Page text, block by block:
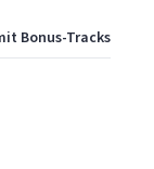
Bonus-Tracks